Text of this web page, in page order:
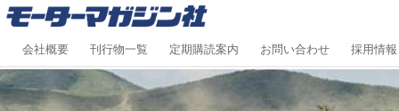
会社概要 刊行物一覧 定期購読案内 お問い合わせ 採用情報